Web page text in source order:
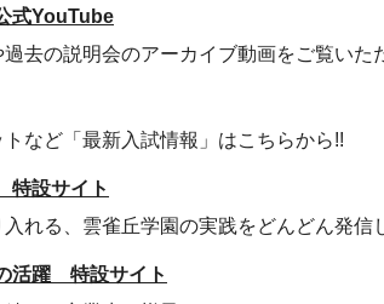
式YouTube
去の説明会のアーカイブ動画をご覧いた
など「最新入試情報」はこちらから!!
特設サイト
れる、雲雀丘学園の実践をどんどん発信
活躍 特設サイト